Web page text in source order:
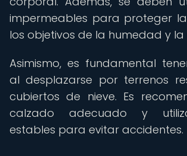
impermeables para proteger
los objetivos de la humedad y la
Asimismo, es fundamental
al desplazarse por terrenos
cubiertos de nieve. Es
calzado adecuado y
estables para evitar accidentes.